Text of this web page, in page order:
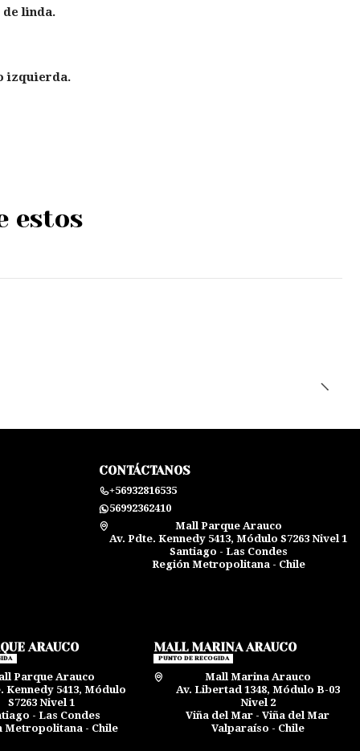
de linda.
izquierda.
estos
CONTÁCTANOS
+56932816535
56992362410
Mall Parque Arauco
Av. Pdte. Kennedy 5413, Módulo S7263 Nivel 1
Santiago - Las Condes
Región Metropolitana - Chile
ARAUCO
Parque Arauco
Kennedy 5413, Módulo
S7263 Nivel 1
- Las Condes
Metropolitana - Chile
MALL MARINA ARAUCO
PUNTO DE RECOGIDA
Mall Marina Arauco
Av. Libertad 1348, Módulo B-03
Nivel 2
Viña del Mar - Viña del Mar
Valparaíso - Chile